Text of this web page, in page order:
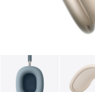
图库 1